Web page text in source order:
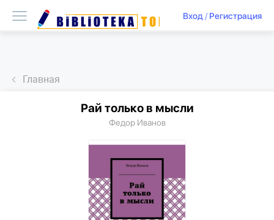
Вход/ Регистрация
Главная
Рай только в мысли
Федор Иванов